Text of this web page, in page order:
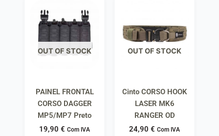
OUT OF STOCK
PAINEL FRONTAL
CORSO DAGGER
MP5/MP7 Preto
19,90 € Com IVA
OUT OF STOCK
Cinto CORSO HOOK
LASER MK6
RANGER OD
24,90 € Com IVA